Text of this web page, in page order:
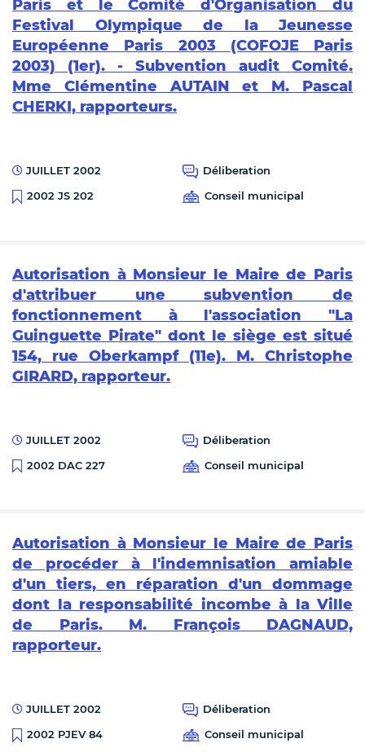
Paris et le Comité d'Organisation du
Festival Olympique de la Jeunesse
Européenne Paris 2003 (COFOJE Paris
2003) (1er). - Subvention audit Comité.
Mme Clémentine AUTAIN et M. Pascal
CHERKI, rapporteurs.
JUILLET 2002
Déliberation
2002 JS 202
Conseil municipal
Autorisation à Monsieur le Maire de Paris
d'attribuer une subvention de
fonctionnement à l'association "La
Guinguette Pirate" dont le siège est situé
154, rue Oberkampf (11e). M. Christophe
GIRARD, rapporteur.
JUILLET 2002
Déliberation
2002 DAC 227
Conseil municipal
Autorisation à Monsieur le Maire de Paris
de procéder à l'indemnisation amiable
d'un tiers, en réparation d'un dommage
dont la responsabilité incombe à la Ville
de Paris. M. François DAGNAUD,
rapporteur.
JUILLET 2002
Déliberation
2002 PJEV 84
Conseil municipal